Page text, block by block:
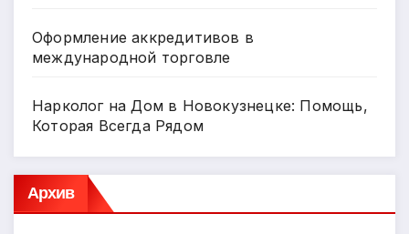
Оформление аккредитивов в
международной торговле
Нарколог на Дом в Новокузнецке: Помощь,
Которая Всегда Рядом
Архив